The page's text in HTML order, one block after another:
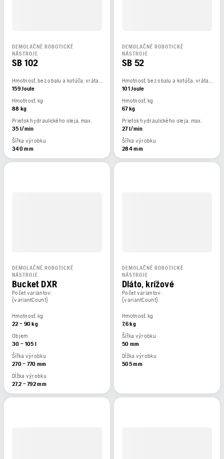
DEMOLAČNÉ ROBOTICKÉ
NÁSTROJE
SB 102
Hmotnosť, bez obalu a kotúča, vrátane 3 m kábla.
159 Joule
Hmotnosť, kg
88 kg
Prietok hydraulického oleja, max.
35 l/min
Šířka výrobku
340 mm
DEMOLAČNÉ ROBOTICKÉ
NÁSTROJE
SB 52
Hmotnosť, bez obalu a kotúča, vrátane 3 m kábla.
101 Joule
Hmotnosť, kg
67 kg
Prietok hydraulického oleja, max.
27 l/min
Šířka výrobku
284 mm
DEMOLAČNÉ ROBOTICKÉ
NÁSTROJE
Bucket DXR
Počet variantov:
{variantCount}
Hmotnosť, kg
22 – 90 kg
Objem
30 – 105 l
Šířka výrobku
270 – 770 mm
Dĺžka výrobku
27,2 – 792 mm
DEMOLAČNÉ ROBOTICKÉ
NÁSTROJE
Dláto, krížové
Počet variantov:
{variantCount}
Hmotnosť, kg
7,6 kg
Šířka výrobku
50 mm
Dĺžka výrobku
505 mm